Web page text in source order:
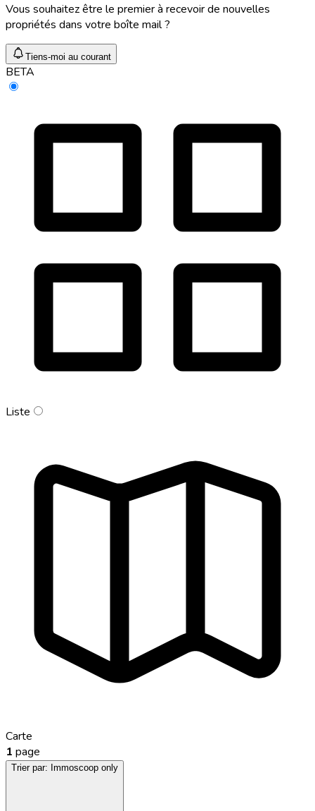
Vous souhaitez être le premier à recevoir de nouvelles
propriétés dans votre boîte mail ?
Tiens-moi au courant
BETA
Liste
Carte
1 page
Trier par: Immoscoop only